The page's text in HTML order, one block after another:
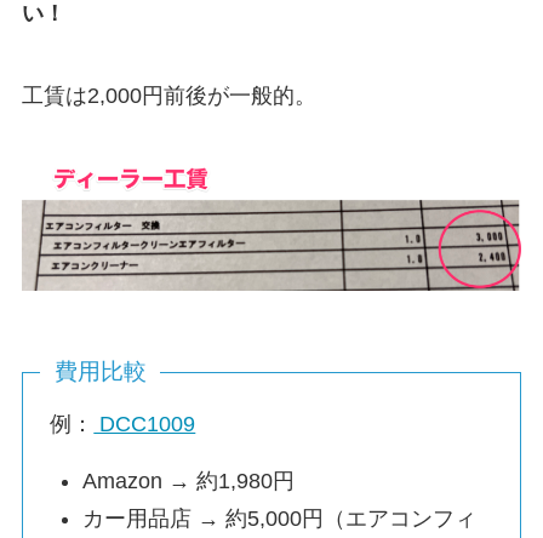
い！
工賃は2,000円前後が一般的。
費用比較
例： DCC1009
Amazon → 約1,980円
カー用品店 → 約5,000円（エアコンフィ